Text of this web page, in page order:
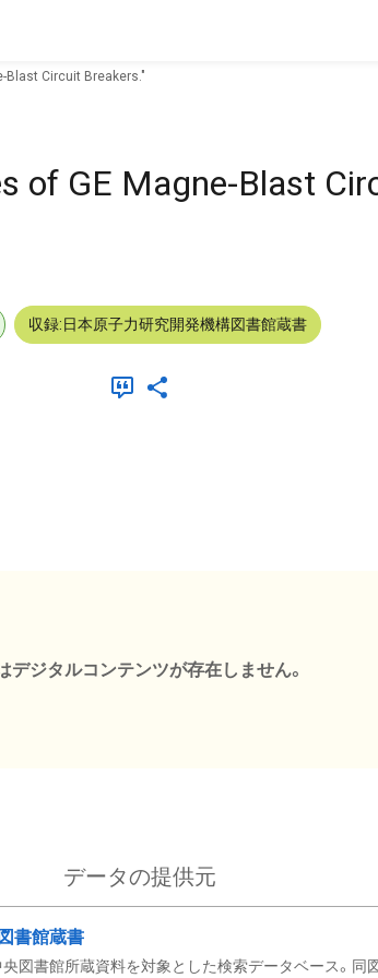
Blast Circuit Breakers."
of GE Magne-Blast
収録:日本原子力研究開発機構図書館蔵書
デジタルコンテンツが存在しません。
データの提供元
書館蔵書
図書館所蔵資料を対象とした検索データベース。同